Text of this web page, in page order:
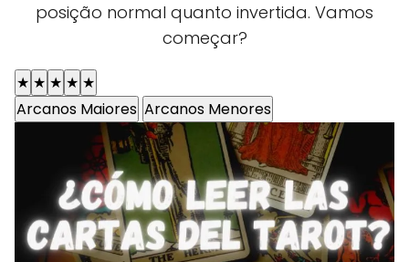
posição normal quanto invertida. Vamos
começar?
★ ★ ★ ★ ★
Arcanos Maiores Arcanos Menores